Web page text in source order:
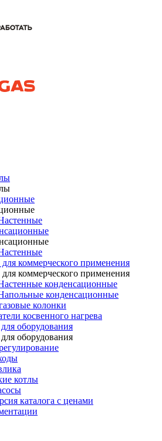
коммерческого применения
коммерческого применения
конденсационные
конденсационные
колонки
косвенного нагрева
оборудования
оборудования
котлы
каталога с ценами